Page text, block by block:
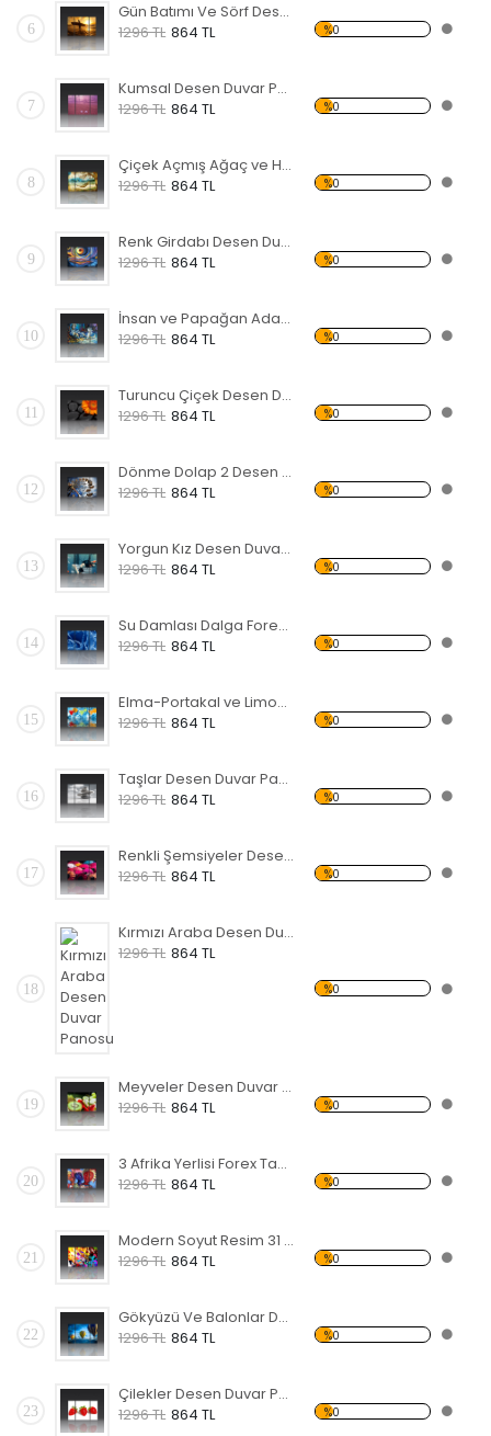
6
Gün Batımı Ve Sörf Desen Duvar Panosu
1296 TL 864 TL %0
7
Kumsal Desen Duvar Panosu
1296 TL 864 TL %0
8
Çiçek Açmış Ağaç ve Hamak Forex Tablo
1296 TL 864 TL %0
9
Renk Girdabı Desen Duvar Panosu
1296 TL 864 TL %0
10
İnsan ve Papağan Adada Forex Tablo
1296 TL 864 TL %0
11
Turuncu Çiçek Desen Duvar Panosu
1296 TL 864 TL %0
12
Dönme Dolap 2 Desen Duvar Panosu
1296 TL 864 TL %0
13
Yorgun Kız Desen Duvar Panosu
1296 TL 864 TL %0
14
Su Damlası Dalga Forex Tablo
1296 TL 864 TL %0
15
Elma-Portakal ve Limon Forex Tablo
1296 TL 864 TL %0
16
Taşlar Desen Duvar Panosu
1296 TL 864 TL %0
17
Renkli Şemsiyeler Desen Duvar Panosu
1296 TL 864 TL %0
18
Kırmızı Araba Desen Duvar Panosu
1296 TL 864 TL
%0
19
Meyveler Desen Duvar Panosu
1296 TL 864 TL %0
20
3 Afrika Yerlisi Forex Tablo
1296 TL 864 TL %0
21
Modern Soyut Resim 31 Forex Tablo
1296 TL 864 TL %0
22
Gökyüzü Ve Balonlar Desen Duvar Panosu
1296 TL 864 TL %0
23
Çilekler Desen Duvar Panosu
1296 TL 864 TL %0